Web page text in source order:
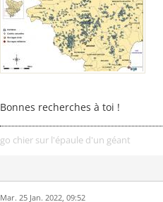
Bonnes recherches à toi !
go chier sur l'épaule d'un géant
Mar. 25 Jan. 2022, 09:52